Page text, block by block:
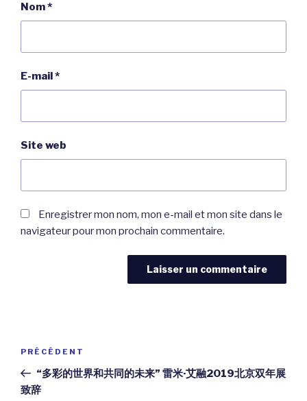
Nom*
E-mail*
Site web
Enregistrer mon nom, mon e-mail et mon site dans le
navigateur pour mon prochain commentaire.
Navigation
l’article
Article
précédent
PRÉCÉDENT
“多彩的世界和共同的未来” 雷米·艾融2019北京双年展
致辞